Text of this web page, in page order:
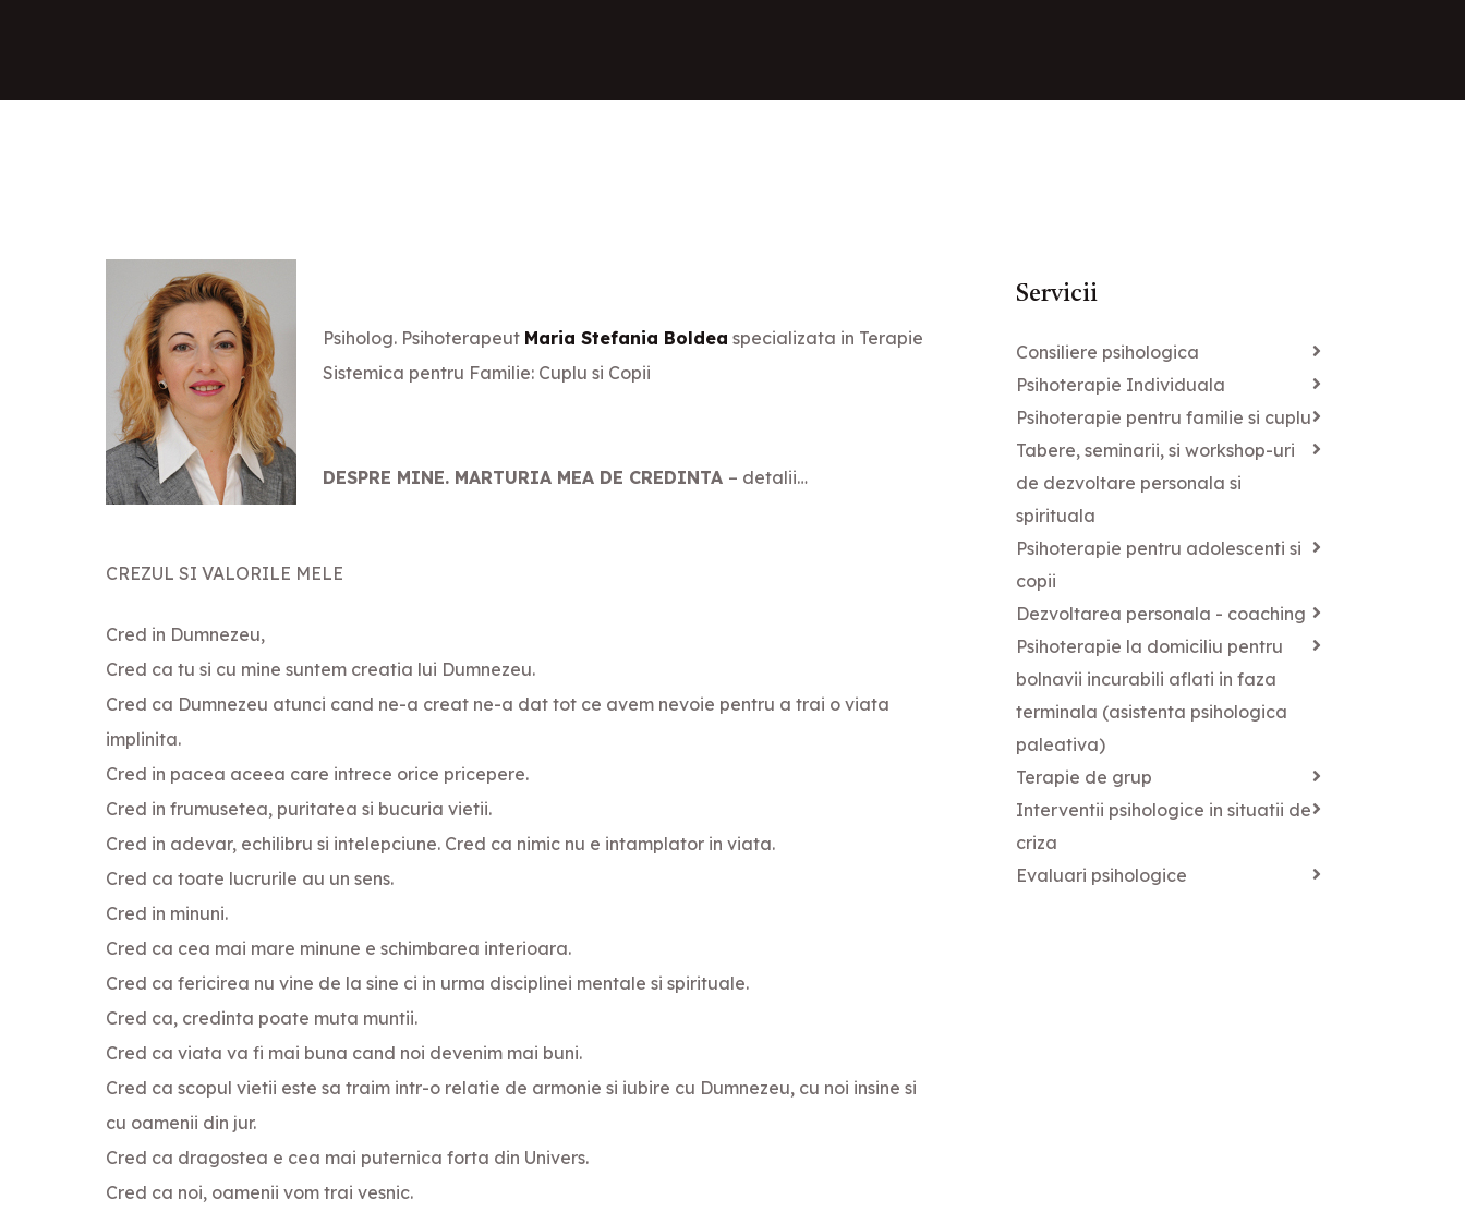
Psiholog. Psihoterapeut Maria Stefania Boldea specializata in Terapie
Sistemica pentru Familie: Cuplu si Copii
DESPRE MINE. MARTURIA MEA DE CREDINTA – detalii…
CREZUL SI VALORILE MELE
Cred in Dumnezeu,
Cred ca tu si cu mine suntem creatia lui Dumnezeu.
Cred ca Dumnezeu atunci cand ne-a creat ne-a dat tot ce avem nevoie pentru a trai o viata
implinita.
Cred in pacea aceea care intrece orice pricepere.
Cred in frumusetea, puritatea si bucuria vietii.
Cred in adevar, echilibru si intelepciune. Cred ca nimic nu e intamplator in viata.
Cred ca toate lucrurile au un sens.
Cred in minuni.
Cred ca cea mai mare minune e schimbarea interioara.
Cred ca fericirea nu vine de la sine ci in urma disciplinei mentale si spirituale.
Cred ca, credinta poate muta muntii.
Cred ca viata va fi mai buna cand noi devenim mai buni.
Cred ca scopul vietii este sa traim intr-o relatie de armonie si iubire cu Dumnezeu, cu noi insine si
cu oamenii din jur.
Cred ca dragostea e cea mai puternica forta din Univers.
Cred ca noi, oamenii vom trai vesnic.
Servicii
Consiliere psihologica
Psihoterapie Individuala
Psihoterapie pentru familie si cuplu
Tabere, seminarii, si workshop-uri
de dezvoltare personala si
spirituala
Psihoterapie pentru adolescenti si
copii
Dezvoltarea personala - coaching
Psihoterapie la domiciliu pentru
bolnavii incurabili aflati in faza
terminala (asistenta psihologica
paleativa)
Terapie de grup
Interventii psihologice in situatii de
criza
Evaluari psihologice